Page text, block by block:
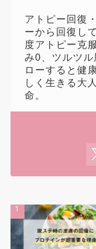
アトピー回復
ーから回復し
度アトピー克
み0、ツルツ
ローすると健
しく生きる大
命。
1